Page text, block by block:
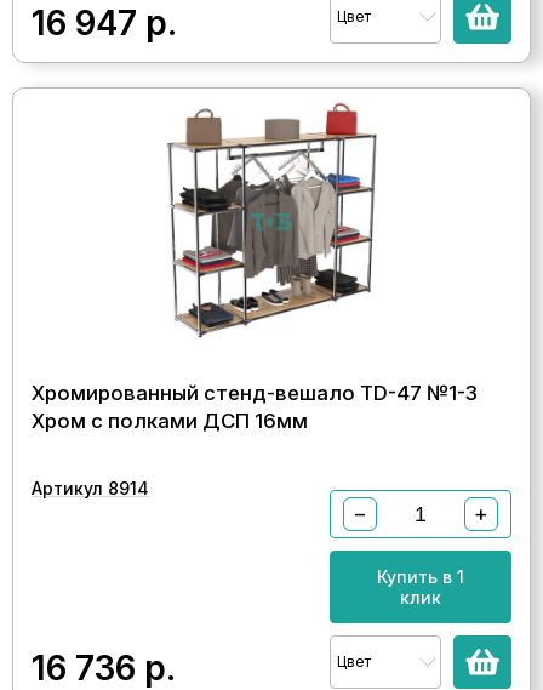
16 947 р. Цвет
Хромированный стенд-вешало TD-47 №1-3
Хром с полками ДСП 16мм
Артикул 8914
16 736 р.
− +
Купить в 1
клик
Цвет